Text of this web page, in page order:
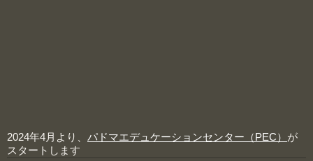
2024年4月より、 パドマエデュケーションセンター（PEC） が
スタートします